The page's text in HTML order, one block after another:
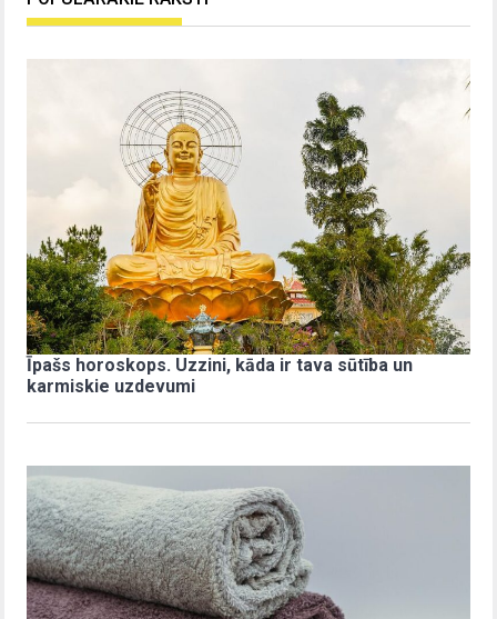
Īpašs horoskops. Uzzini, kāda ir tava sūtība un
karmiskie uzdevumi